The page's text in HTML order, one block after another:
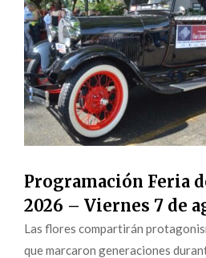
Programación Feria
2026 – Viernes 7 de
Las flores compartirán
que marcaron generaciones